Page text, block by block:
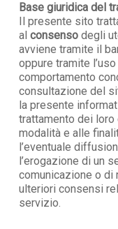
Base giuridica del
Il presente sito
al consensodegli
avviene tramite il
oppure tramite
comportamento
consultazione del
la presente
trattamento dei
modalità e alle
l’eventuale
l’erogazione di un
comunicazione o
ulteriori consensi
servizio.